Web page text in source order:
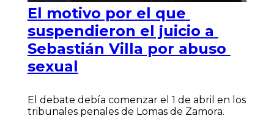
El motivo por el que
suspendieron el juicio a
Sebastián Villa por abuso
sexual
El debate debía comenzar el 1 de abril en los
tribunales penales de Lomas de Zamora.